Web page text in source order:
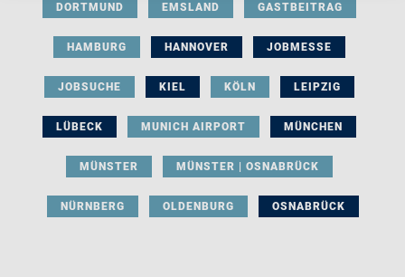
DORTMUND EMSLAND GASTBEITRAG
HAMBURG HANNOVER JOBMESSE
JOBSUCHE KIEL KÖLN LEIPZIG
LÜBECK MUNICH AIRPORT MÜNCHEN
MÜNSTER MÜNSTER | OSNABRÜCK
NÜRNBERG OLDENBURG OSNABRÜCK